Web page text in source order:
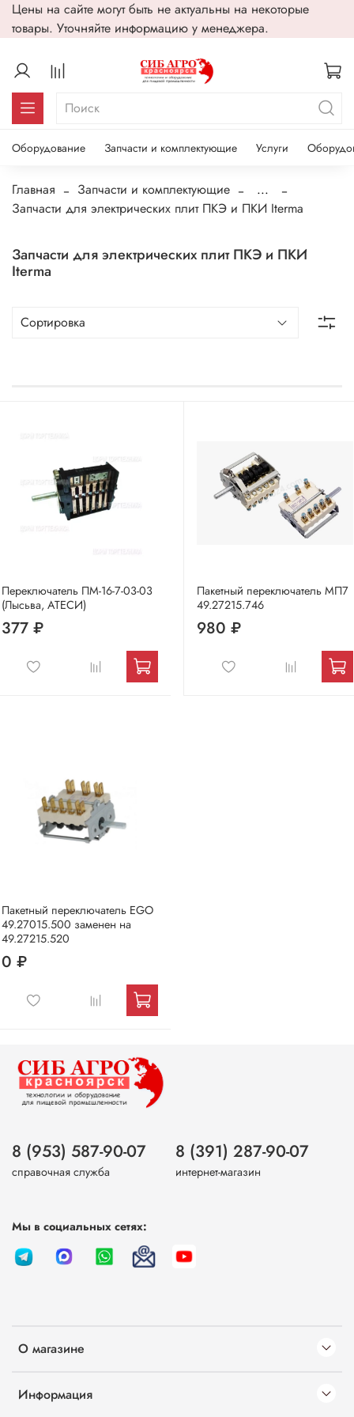
Цены на сайте могут быть не актуальны на некоторые
товары. Уточняйте информацию у менеджера.
Оборудование Запчасти и комплектующие Услуги
Главная Запчасти и комплектующие
...
Запчасти для электрических плит ПКЭ и ПКИ Iterma
Запчасти для электрических плит ПКЭ и ПКИ
Iterma
Переключатель ПМ-16-7-03-03
(Лысьва, АТЕСИ)
377 ₽
Пакетный переключатель МП7
49.27215.746
980 ₽
Пакетный переключатель EGO
49.27015.500 заменен на
49.27215.520
0 ₽
О магазине
Информация
8 (953) 587-90-07
справочная служба
8 (391) 287-90-07
интернет-магазин
Мы в социальных сетях: